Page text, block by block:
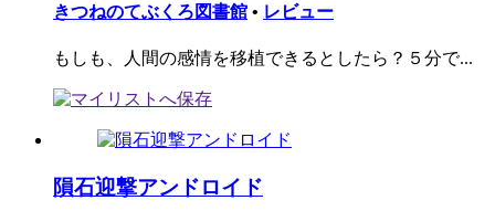
きつねのてぶくろ図書館 • レビュー
もしも、人間の感情を移植できるとしたら？５分で...
隕石迎撃アンドロイド